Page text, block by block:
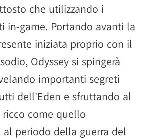
che utilizzando i
in-game. Portando avanti la
iniziata proprio con il
Odyssey si spingerà
importanti segreti
dell'Eden e sfruttando al
ricco come quello
al periodo della guerra del